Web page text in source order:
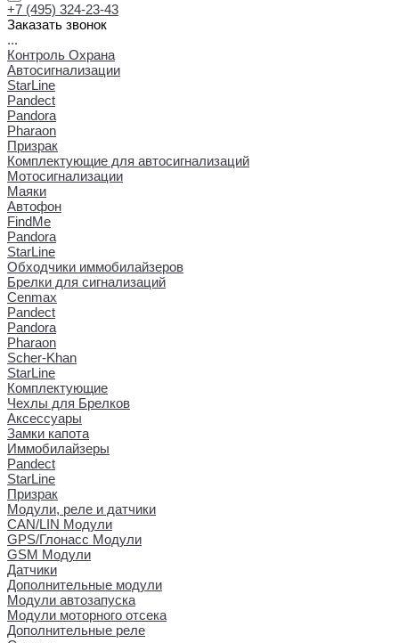
+7 (495) 324-23-43
Заказать звонок
...
Контроль Охрана
Автосигнализации
StarLine
Pandect
Pandora
Pharaon
Призрак
Комплектующие для автосигнализаций
Мотосигнализации
Маяки
Автофон
FindMe
Pandora
StarLine
Обходчики иммобилайзеров
Брелки для сигнализаций
Cenmax
Pandect
Pandora
Pharaon
Scher-Khan
StarLine
Комплектующие
Чехлы для Брелков
Аксессуары
Замки капота
Иммобилайзеры
Pandect
StarLine
Призрак
Модули, реле и датчики
CAN/LIN Модули
GPS/Глонасс Модули
GSM Модули
Датчики
Дополнительные модули
Модули автозапуска
Модули моторного отсека
Дополнительные реле